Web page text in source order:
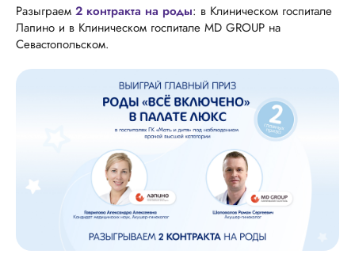
Разыграем 2 контракта на роды: в Клиническом госпитале
Лапино и в Клиническом госпитале MD GROUP на
Севастопольском.